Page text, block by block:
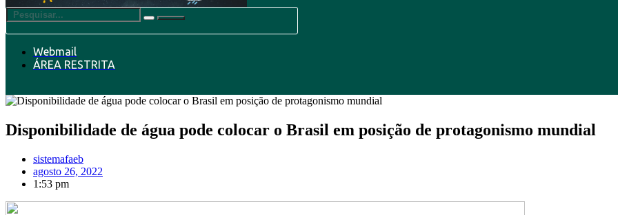
Webmail
ÁREA RESTRITA
Disponibilidade de água pode colocar o Brasil em posição de protagonismo mundial
sistemafaeb
agosto 26, 2022
1:53 pm